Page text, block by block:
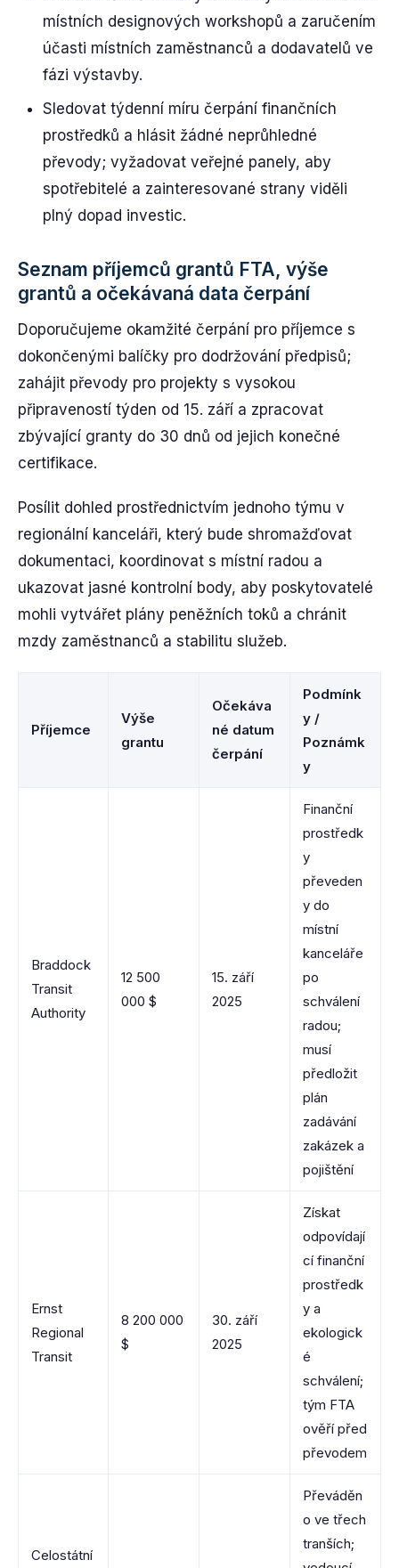
místních designových workshopů a zaručením
účasti místních zaměstnanců a dodavatelů ve
fázi výstavby.
Sledovat týdenní míru čerpání finančních
prostředků a hlásit žádné neprůhledné
převody; vyžadovat veřejné panely, aby
spotřebitelé a zainteresované strany viděli
plný dopad investic.
Seznam příjemců grantů FTA, výše
grantů a očekávaná data čerpání
Doporučujeme okamžité čerpání pro příjemce s
dokončenými balíčky pro dodržování předpisů;
zahájit převody pro projekty s vysokou
připraveností týden od 15. září a zpracovat
zbývající granty do 30 dnů od jejich konečné
certifikace.
Posílit dohled prostřednictvím jednoho týmu v
regionální kanceláři, který bude shromažďovat
dokumentaci, koordinovat s místní radou a
ukazovat jasné kontrolní body, aby poskytovatelé
mohli vytvářet plány peněžních toků a chránit
mzdy zaměstnanců a stabilitu služeb.
Příjemce
Výše
grantu
Očekáva
né datum
čerpání
Podmínk
y /
Poznámk
y
Braddock
Transit
Authority
12 500
000 $
15. září
2025
Finanční
prostředk
y
převeden
y do
místní
kanceláře
po
schválení
radou;
musí
předložit
plán
zadávání
zakázek a
pojištění
Ernst
Regional
Transit
8 200 000
$
30. září
2025
Získat
odpovídají
cí finanční
prostředk
y a
ekologick
é
schválení;
tým FTA
ověří před
převodem
Celostátní
Převáděn
o ve třech
tranších;